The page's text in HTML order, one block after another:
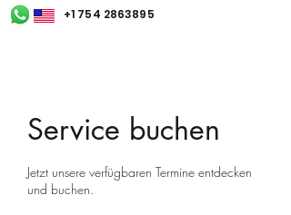
+1 754 2863895
Service buchen
Jetzt unsere verfügbaren Termine entdecken
und buchen.